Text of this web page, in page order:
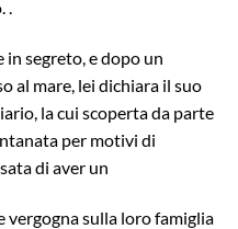
.
segreto, e dopo un
al mare, lei dichiara il suo
la cui scoperta da parte
per motivi di
di aver un
vergogna sulla loro famiglia